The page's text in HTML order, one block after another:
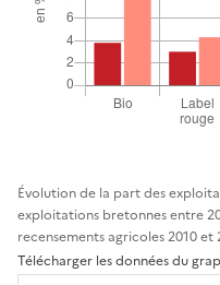
Évolution de la part des
exploitations bretonnes entre
recensements agricoles 2010 et
Télécharger les données du